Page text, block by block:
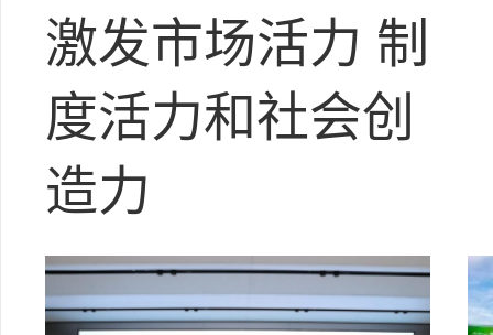
激发市场活力 制
度活力和社会创
造力